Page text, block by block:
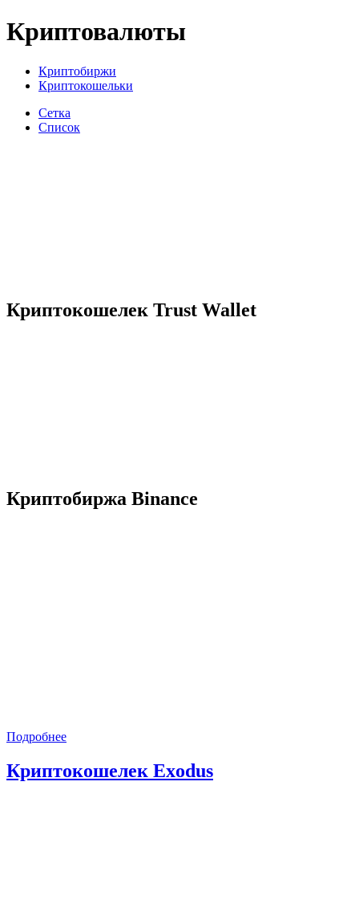
Криптовалюты
Криптобиржи
Криптокошельки
Сетка
Список
Криптокошелек Trust Wallet
Криптобиржа Binance
Подробнее
Криптокошелек Exodus